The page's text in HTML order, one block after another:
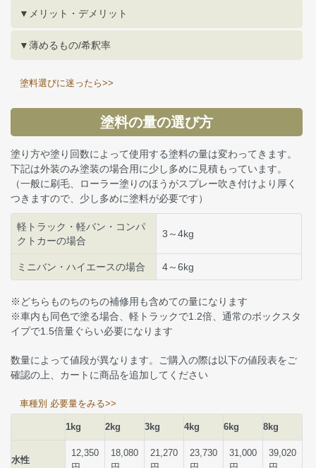
▼メリット・デメリット
▼薄めるもの/希釈率
塗料選びに迷ったら>>
塗料の量の選び方
塗り方や塗り回数によって使用する塗料の量は変わってきます。
下記は外装のみ塗装の場合用に少し多めに見積もっています。
（一般に刷毛、ローラー塗りのほうがスプレー吹き付けより厚く
つきますので、少し多めに塗料が必要です）
軽トラック・軽バン・コンパ
クトカーの場合
3～4kg
ミニバン・ハイエースの場合 4～6kg
※どちらものちのちの補修用も含めての量になります
※車内も同色で塗る場合、軽トラックで1.2倍、通常のボックスタ
イプで1.5倍量ぐらい必要になります
数量によって値段が異なります。ご購入の際は以下の値段表をご
確認の上、カートに商品を追加してください
車種別 必要量をみる>>